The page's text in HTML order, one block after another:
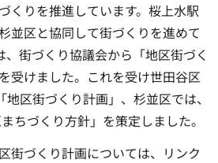
くりを推進しています。桜上水駅
並区と協同して街づくりを進めて
街づくり協議会から「地区街づく
受けました。これを受け世田谷区
区街づくり計画」、杉並区では、
ちづくり方針」を策定しました。
街づくり計画については、リンク